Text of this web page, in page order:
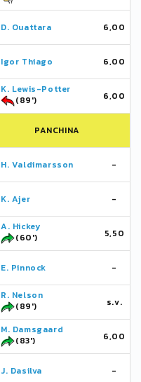
D. Ouattara 6,00
Igor Thiago 6,00
K. Lewis-Potter
(89')
6,00
PANCHINA
H. Valdimarsson -
K. Ajer -
A. Hickey
(60')
5,50
E. Pinnock -
R. Nelson
(89')
s.v.
M. Damsgaard
(83')
6,00
J. Dasilva -